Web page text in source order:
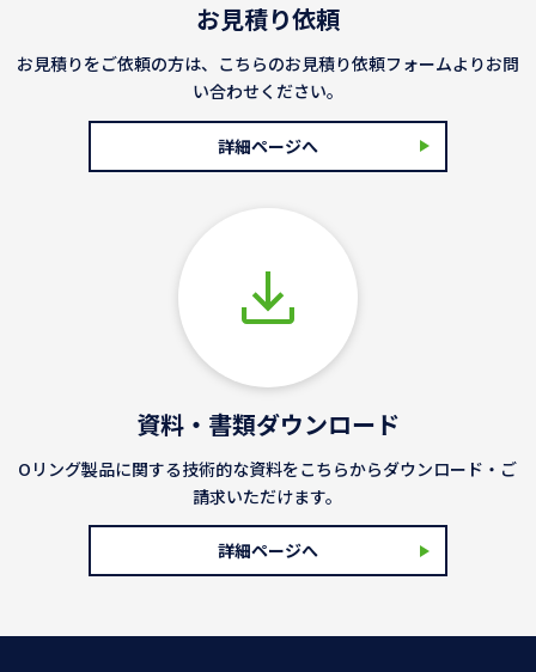
お見積り依頼
お見積りをご依頼の方は、こちらのお見積り依頼フォームよりお問
い合わせください。
詳細ページへ
資料・書類ダウンロード
Oリング製品に関する技術的な資料をこちらからダウンロード・ご
請求いただけます。
詳細ページへ